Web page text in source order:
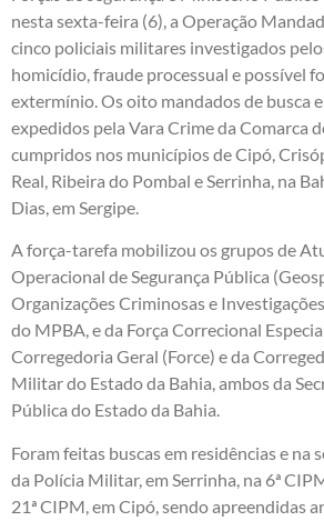
nesta sexta-feira (6), a Operação
cinco policiais militares investigados
homicídio, fraude processual e possível
extermínio. Os oito mandados de busca
expedidos pela Vara Crime da Comarca
cumpridos nos municípios de Cipó,
Real, Ribeira do Pombal e Serrinha, na
Dias, em Sergipe.
A força-tarefa mobilizou os grupos de
Operacional de Segurança Pública
Organizações Criminosas e
do MPBA, e da Força Correcional
Corregedoria Geral (Force) e da
Militar do Estado da Bahia, ambos da
Pública do Estado da Bahia.
Foram feitas buscas em residências e na
da Polícia Militar, em Serrinha, na 6ª
21ª CIPM, em Cipó, sendo apreendidas